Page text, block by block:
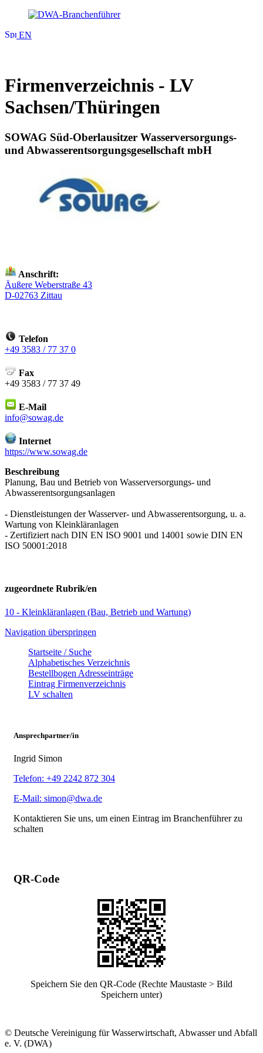
EN
Firmenverzeichnis - LV
Sachsen/Thüringen
SOWAG Süd-Oberlausitzer Wasserversorgungs-
und Abwasserentsorgungsgesellschaft mbH
Anschrift:
Äußere Weberstraße 43
D-02763 Zittau
Telefon
+49 3583 / 77 37 0
Fax
+49 3583 / 77 37 49
E-Mail
info@sowag.de
Internet
https://www.sowag.de
Beschreibung
Planung, Bau und Betrieb von Wasserversorgungs- und
Abwasserentsorgungsanlagen
- Dienstleistungen der Wasserver- und Abwasserentsorgung, u. a.
Wartung von Kleinkläranlagen
- Zertifiziert nach DIN EN ISO 9001 und 14001 sowie DIN EN
ISO 50001:2018
zugeordnete Rubrik/en
10 - Kleinkläranlagen (Bau, Betrieb und Wartung)
Navigation überspringen
Startseite / Suche
Alphabetisches Verzeichnis
Bestellbogen Adresseinträge
Eintrag Firmenverzeichnis
LV schalten
Ansprechpartner/in
Ingrid Simon
Telefon: +49 2242 872 304
E-Mail: simon@dwa.de
Kontaktieren Sie uns, um einen Eintrag im Branchenführer zu
schalten
QR-Code
Speichern Sie den QR-Code (Rechte Maustaste > Bild
Speichern unter)
© Deutsche Vereinigung für Wasserwirtschaft, Abwasser und Abfall
e. V. (DWA)